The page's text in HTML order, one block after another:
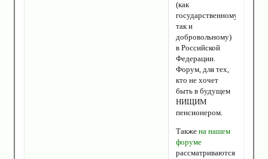
(как
государственному,
так и
добровольному)
в Российской
Федерации.
Форум, для тех,
кто не хочет
быть в будущем
НИЩИМ
пенсионером.
Такжена нашем
форуме
рассматриваются